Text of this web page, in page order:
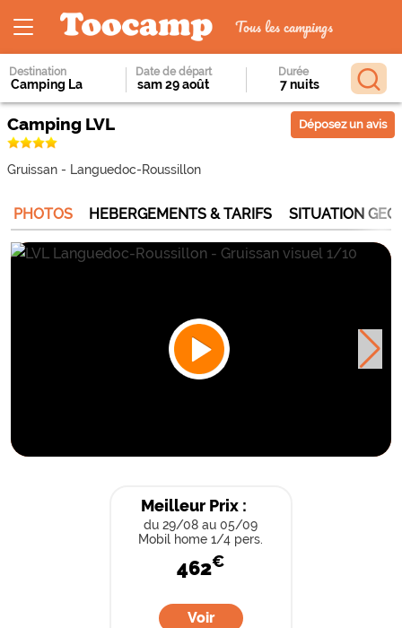
Tous les campings
Destination Date de départ Durée
Camping LVL
Gruissan - Languedoc-Roussillon
Déposez un avis
PHOTOS HEBERGEMENTS & TARIFS SITUATION
Meilleur Prix :
du 29/08 au 05/09
Mobil home 1/4 pers.
462€
Voir